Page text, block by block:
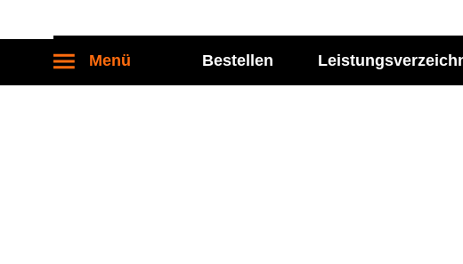
Menü Bestellen
Stand: 27.04.2026